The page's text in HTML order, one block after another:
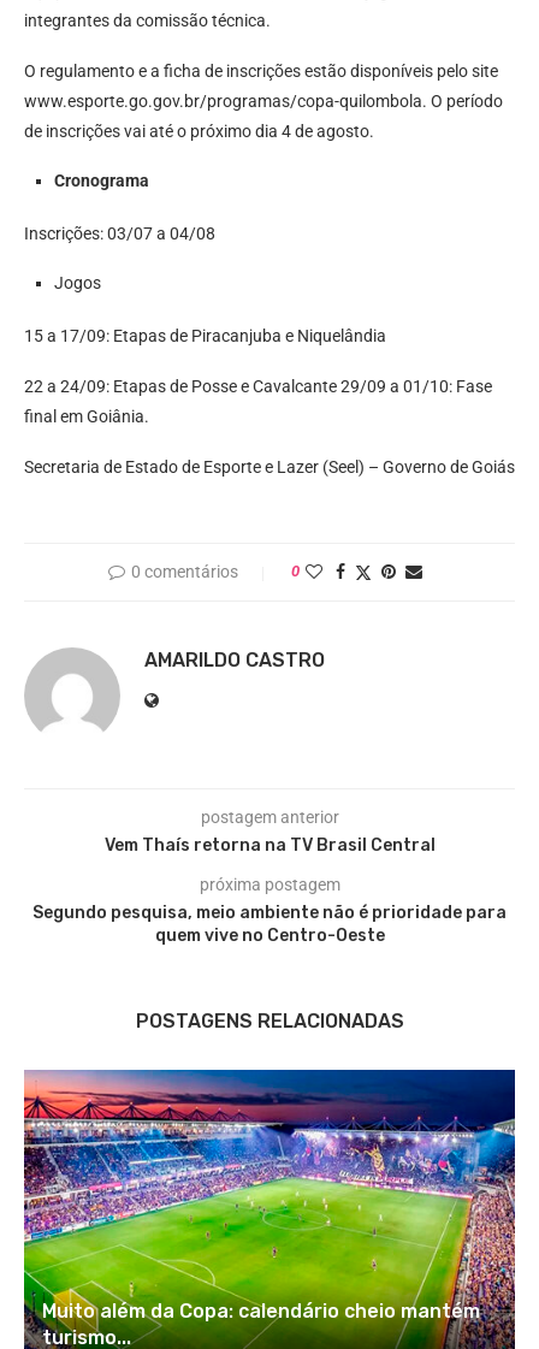
integrantes da comissão técnica.
O regulamento e a ficha de inscrições estão disponíveis pelo site
www.esporte.go.gov.br/programas/copa-quilombola. O período
de inscrições vai até o próximo dia 4 de agosto.
Cronograma
Inscrições: 03/07 a 04/08
Jogos
15 a 17/09: Etapas de Piracanjuba e Niquelândia
22 a 24/09: Etapas de Posse e Cavalcante 29/09 a 01/10: Fase
final em Goiânia.
Secretaria de Estado de Esporte e Lazer (Seel) – Governo de Goiás
0 comentários 0
AMARILDO CASTRO
postagem anterior
Vem Thaís retorna na TV Brasil Central
próxima postagem
Segundo pesquisa, meio ambiente não é prioridade para
quem vive no Centro-Oeste
POSTAGENS RELACIONADAS
Muito além da Copa: calendário cheio mantém
turismo...